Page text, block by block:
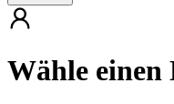
Wähle einen